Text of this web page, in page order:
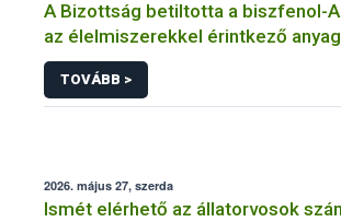
A Bizottság betiltotta a biszfenol-
az élelmiszerekkel érintkező
TOVÁBB >
2026. május 27, szerda
Ismét elérhető az állatorvosok